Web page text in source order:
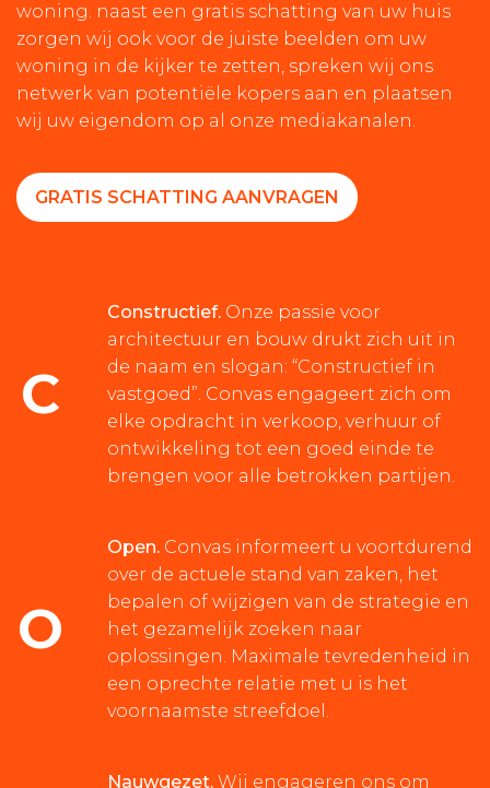
woning. naast een gratis schatting van uw huis
zorgen wij ook voor de juiste beelden om uw
woning in de kijker te zetten, spreken wij ons
netwerk van potentiële kopers aan en plaatsen
wij uw eigendom op al onze mediakanalen.
GRATIS SCHATTING AANVRAGEN
C
Constructief. Onze passie voor
architectuur en bouw drukt zich uit in
de naam en slogan: “Constructief in
vastgoed”. Convas engageert zich om
elke opdracht in verkoop, verhuur of
ontwikkeling tot een goed einde te
brengen voor alle betrokken partijen.
O
Open. Convas informeert u voortdurend
over de actuele stand van zaken, het
bepalen of wijzigen van de strategie en
het gezamelijk zoeken naar
oplossingen. Maximale tevredenheid in
een oprechte relatie met u is het
voornaamste streefdoel.
Nauwgezet. Wij engageren ons om